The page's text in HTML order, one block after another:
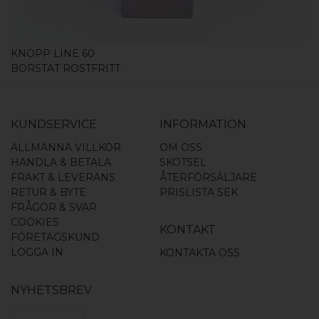
KNOPP LINE 60
BORSTAT ROSTFRITT
KUNDSERVICE
ALLMÄNNA VILLKOR
HANDLA & BETALA
FRAKT & LEVERANS
RETUR & BYTE
FRÅGOR & SVAR
COOKIES
FÖRETAGSKUND
LOGGA IN
INFORMATION
OM OSS
SKÖTSEL
ÅTERFÖRSÄLJARE
PRISLISTA SEK
KONTAKT
KONTAKTA OSS
NYHETSBREV